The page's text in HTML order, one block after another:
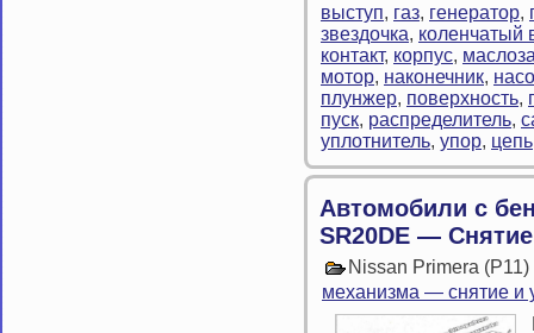
выступ, газ, генератор,
звездочка, коленчатый
контакт, корпус,
мотор, наконечник,
плунжер, поверхность,
пуск, распределитель,
уплотнитель, упор, цепь
Автомобили с
SR20DE — Снятие
Nissan Primera
механизма — снятие и